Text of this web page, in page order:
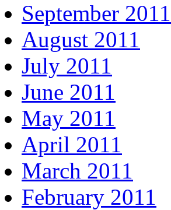
September 2011
August 2011
July 2011
June 2011
May 2011
April 2011
March 2011
February 2011